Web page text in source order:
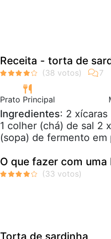
Receita - torta de
Prato Principal
Ingredientes: 2
1 colher (chá) de sal 2
(sopa) de fermento em
O que fazer com
Torta de sardinha